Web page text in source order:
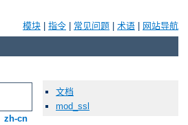
模块 指令 常见问题 术语 网站导航
zh-cn
文档
mod_ssl